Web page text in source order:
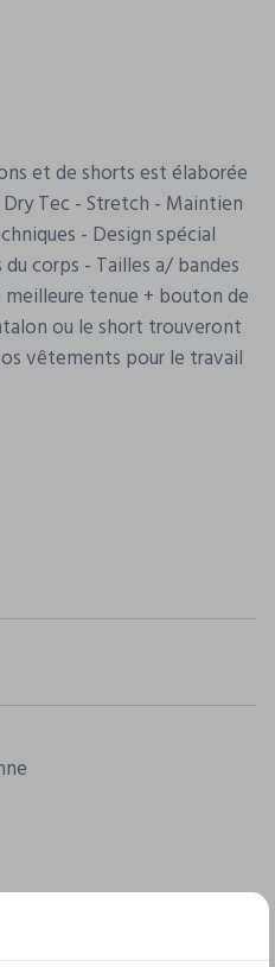
et de shorts est élaborée
Tec - Stretch - Maintien
- Design spécial
corps - Tailles a/ bandes
tenue + bouton de
ou le short trouveront
vêtements pour le travail